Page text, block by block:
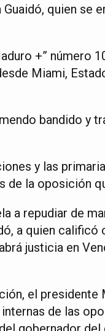
quien se
+” número
Miami,
bandido y
y las
de la oposición
a repudiar de
a quien calificó
justicia en
el
de las